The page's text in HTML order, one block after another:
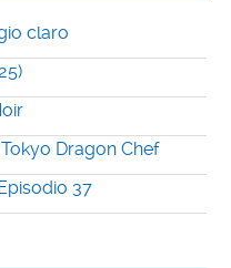
claro
Dragon Chef
37